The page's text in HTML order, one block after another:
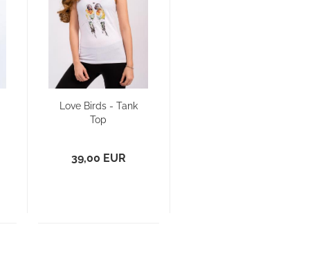
Love Birds - Tank
Top
39,00 EUR